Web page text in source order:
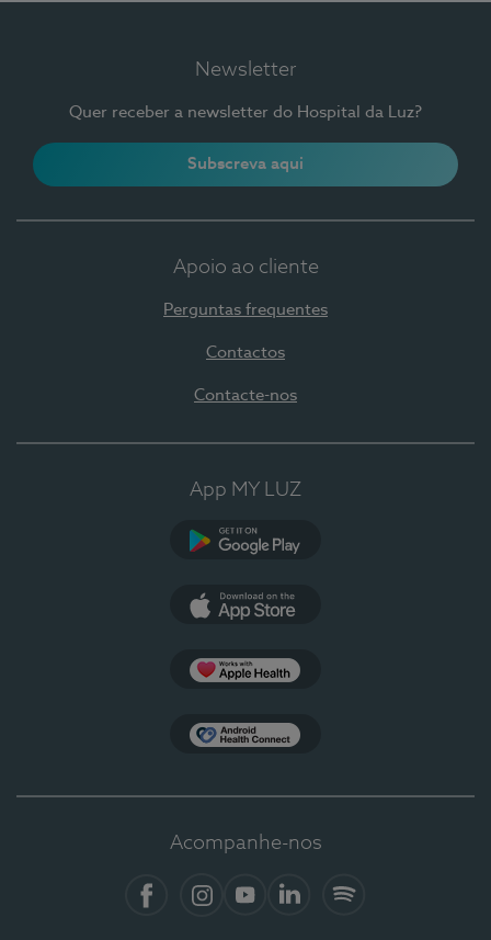
Newsletter
Quer receber a newsletter do Hospital da Luz?
Subscreva aqui
Apoio ao cliente
Perguntas frequentes
Contactos
Contacte-nos
App MY LUZ
Acompanhe-nos